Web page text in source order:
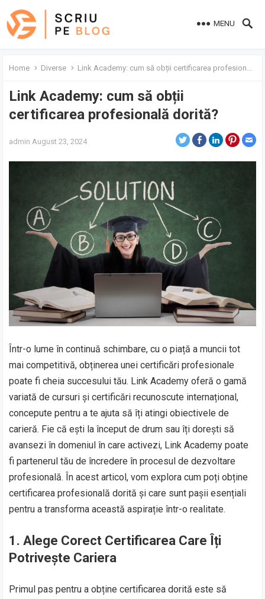
MENU
Home Diverse Link Academy: cum să obții certificarea profesională dorită?
Link Academy: cum să obții
certificarea profesională dorită?
admin August 23, 2024
Într-o lume în continuă schimbare, cu o piață a muncii tot
mai competitivă, obținerea unei certificări profesionale
poate fi cheia succesului tău. Link Academy oferă o gamă
variată de cursuri și certificări recunoscute internațional,
concepute pentru a te ajuta să îți atingi obiectivele de
carieră. Fie că ești la început de drum sau îți dorești să
avansezi în domeniul în care activezi, Link Academy poate
fi partenerul tău de încredere în procesul de dezvoltare
profesională. În acest articol, vom explora cum poți obține
certificarea profesională dorită și care sunt pașii esențiali
pentru a transforma această aspirație într-o realitate.
1.Alege Corect Certificarea Care Îți
Potrivește Cariera
Primul pas pentru a obține certificarea dorită este să